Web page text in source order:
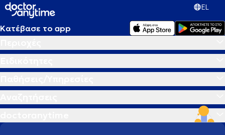
EL
Κατέβασε το app